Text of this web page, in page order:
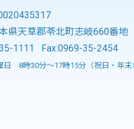
県天草郡苓北町志岐660番地
1111 Fax:0969-35-2454
日 8時30分～17時15分（祝日・年末